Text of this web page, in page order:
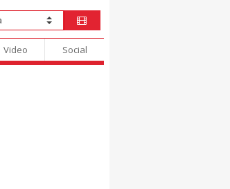
Video Social